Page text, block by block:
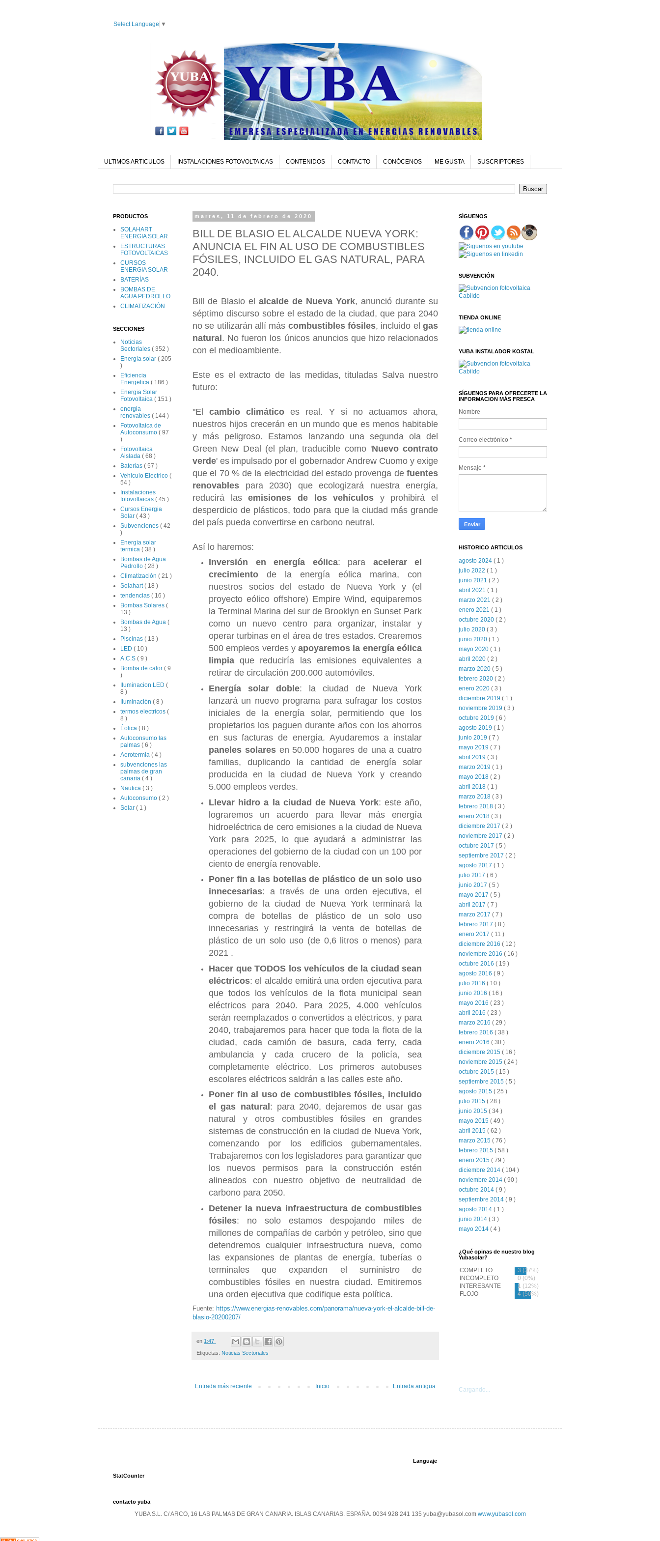
Select Language ▼
ULTIMOS ARTICULOS INSTALACIONES FOTOVOLTAICAS CONTENIDOS CONTACTO CONÓCENOS ME GUSTA SUSCRIPTORES
martes, 11 de febrero de 2020
BILL DE BLASIO EL ALCALDE NUEVA YORK:
ANUNCIA EL FIN AL USO DE COMBUSTIBLES
FÓSILES, INCLUIDO EL GAS NATURAL, PARA
2040.
Bill de Blasio el alcalde de Nueva York, anunció durante su
séptimo discurso sobre el estado de la ciudad, que para 2040
no se utilizarán allí más combustibles fósiles, incluido elgas
natural. No fueron los únicos anuncios que hizo relacionados
con el medioambiente.
Este es el extracto de las medidas, tituladas Salva nuestro
futuro:
"Elcambio climático es real. Y si no actuamos ahora,
nuestros hijos crecerán en un mundo que es menos habitable
y más peligroso. Estamos lanzando una segunda ola del
Green New Deal (el plan, traducible como 'Nuevo contrato
verde' es impulsado por el gobernador Andrew Cuomo y exige
que el 70 % de la electricidad del estado provenga de fuentes
renovables para 2030) que ecologizará nuestra energía,
reducirá lasemisiones de los vehículos y prohibirá el
desperdicio de plásticos, todo para que la ciudad más grande
del país pueda convertirse en carbono neutral.
Así lo haremos:
Inversión en energía eólica: para acelerar el
crecimiento de la energía eólica marina, con
nuestros socios del estado de Nueva York y (el
proyecto eólico offshore) Empire Wind, equiparemos
la Terminal Marina del sur de Brooklyn en Sunset Park
como un nuevo centro para organizar, instalar y
operar turbinas en el área de tres estados. Crearemos
500 empleos verdes yapoyaremos la energía eólica
limpia que reduciría las emisiones equivalentes a
retirar de circulación 200.000 automóviles.
Energía solar doble: la ciudad de Nueva York
lanzará un nuevo programa para sufragar los costos
iniciales de la energía solar, permitiendo que los
propietarios los paguen durante años con los ahorros
en sus facturas de energía. Ayudaremos a instalar
paneles solaresen 50.000 hogares de una a cuatro
familias, duplicando la cantidad de energía solar
producida en la ciudad de Nueva York y creando
5.000 empleos verdes.
Llevar hidro a la ciudad de Nueva York: este año,
lograremos un acuerdo para llevar más energía
hidroeléctrica de cero emisiones a la ciudad de Nueva
York para 2025, lo que ayudará a administrar las
operaciones del gobierno de la ciudad con un 100 por
ciento de energía renovable.
Poner fin a las botellas de plástico de un solo uso
innecesarias: a través de una orden ejecutiva, el
gobierno de la ciudad de Nueva York terminará la
compra de botellas de plástico de un solo uso
innecesarias y restringirá la venta de botellas de
plástico de un solo uso (de 0,6 litros o menos) para
2021 .
Hacer que TODOS los vehículos de la ciudad sean
eléctricos: el alcalde emitirá una orden ejecutiva para
que todos los vehículos de la flota municipal sean
eléctricos para 2040. Para 2025, 4.000 vehículos
serán reemplazados o convertidos a eléctricos, y para
2040, trabajaremos para hacer que toda la flota de la
ciudad, cada camión de basura, cada ferry, cada
ambulancia y cada crucero de la policía, sea
completamente eléctrico. Los primeros autobuses
escolares eléctricos saldrán a las calles este año.
Poner fin al uso de combustibles fósiles, incluido
el gas natural : para 2040, dejaremos de usar gas
natural y otros combustibles fósiles en grandes
sistemas de construcción en la ciudad de Nueva York,
comenzando por los edificios gubernamentales.
Trabajaremos con los legisladores para garantizar que
los nuevos permisos para la construcción estén
alineados con nuestro objetivo de neutralidad de
carbono para 2050.
Detener la nueva infraestructura de combustibles
fósiles: no solo estamos despojando miles de
millones de compañías de carbón y petróleo, sino que
detendremos cualquier infraestructura nueva, como
las expansiones de plantas de energía, tuberías o
terminales que expanden el suministro de
combustibles fósiles en nuestra ciudad. Emitiremos
una orden ejecutiva que codifique esta política.
Fuente: https://www.energias-renovables.com/panorama/nueva-york-el-alcalde-bill-de-
blasio-20200207/
en 1:47
Etiquetas: Noticias Sectoriales
Entrada más reciente Entrada antigua
Inicio
PRODUCTOS
SOLAHART
ENERGIA SOLAR
ESTRUCTURAS
FOTOVOLTAICAS
CURSOS
ENERGIA SOLAR
BATERÍAS
BOMBAS DE
AGUA PEDROLLO
CLIMATIZACIÓN
SECCIONES
Noticias
Sectoriales ( 352 )
Energia solar ( 205
)
Eficiencia
Energetica ( 186 )
Energia Solar
Fotovoltaica ( 151 )
energia
renovables ( 144 )
Fotovoltaica de
Autoconsumo ( 97
)
Fotovoltaica
Aislada ( 68 )
Baterias ( 57 )
Vehiculo Electrico (
54 )
Instalaciones
fotovoltaicas ( 45 )
Cursos Energia
Solar ( 43 )
Subvenciones ( 42
)
Energia solar
termica ( 38 )
Bombas de Agua
Pedrollo ( 28 )
Climatización ( 21 )
Solahart( 18 )
tendencias ( 16 )
Bombas Solares (
13 )
Bombas de Agua (
13 )
Piscinas ( 13 )
LED ( 10 )
A.C.S ( 9 )
Bomba de calor ( 9
)
Iluminacion LED (
8 )
Iluminación ( 8 )
termos electricos (
8 )
Éolica ( 8 )
Autoconsumo las
palmas ( 6 )
Aerotermia ( 4 )
subvenciones las
palmas de gran
canaria ( 4 )
Nautica ( 3 )
Autoconsumo ( 2 )
Solar ( 1 )
SÍGUENOS
SUBVENCIÓN
TIENDA ONLINE
YUBA INSTALADOR KOSTAL
SÍGUENOS PARA OFRECERTE LA
INFORMACION MÁS FRESCA
Nombre
Correo electrónico *
Mensaje *
HISTORICO ARTICULOS
agosto 2024 ( 1 )
julio 2022 ( 1 )
junio 2021 ( 2 )
abril 2021 ( 1 )
marzo 2021 ( 2 )
enero 2021 ( 1 )
octubre 2020 ( 2 )
julio 2020 ( 3 )
junio 2020 ( 1 )
mayo 2020 ( 1 )
abril 2020 ( 2 )
marzo 2020 ( 5 )
febrero 2020 ( 2 )
enero 2020 ( 3 )
diciembre 2019 ( 1 )
noviembre 2019 ( 3 )
octubre 2019 ( 6 )
agosto 2019 ( 1 )
junio 2019 ( 7 )
mayo 2019 ( 7 )
abril 2019 ( 3 )
marzo 2019 ( 1 )
mayo 2018 ( 2 )
abril 2018 ( 1 )
marzo 2018 ( 3 )
febrero 2018 ( 3 )
enero 2018 ( 3 )
diciembre 2017 ( 2 )
noviembre 2017 ( 2 )
octubre 2017 ( 5 )
septiembre 2017 ( 2 )
agosto 2017 ( 1 )
julio 2017 ( 6 )
junio 2017 ( 5 )
mayo 2017 ( 5 )
abril 2017 ( 7 )
marzo 2017 ( 7 )
febrero 2017 ( 8 )
enero 2017 ( 11 )
diciembre 2016 ( 12 )
noviembre 2016 ( 16 )
octubre 2016 ( 19 )
agosto 2016 ( 9 )
julio 2016 ( 10 )
junio 2016 ( 16 )
mayo 2016 ( 23 )
abril 2016 ( 23 )
marzo 2016 ( 29 )
febrero 2016 ( 38 )
enero 2016 ( 30 )
diciembre 2015 ( 16 )
noviembre 2015 ( 24 )
octubre 2015 ( 15 )
septiembre 2015 ( 5 )
agosto 2015 ( 25 )
julio 2015 ( 28 )
junio 2015 ( 34 )
mayo 2015 ( 49 )
abril 2015 ( 62 )
marzo 2015 ( 76 )
febrero 2015 ( 58 )
enero 2015 ( 79 )
diciembre 2014 ( 104 )
noviembre 2014 ( 90 )
octubre 2014 ( 9 )
septiembre 2014 ( 9 )
agosto 2014 ( 1 )
junio 2014 ( 3 )
mayo 2014 ( 4 )
¿Qué opinas de nuestro blog
Yubasolar?
Cargando...
StatCounter
Languaje
contacto yuba
YUBA S.L. C/ ARCO, 16 LAS PALMAS DE GRAN CANARIA. ISLAS CANARIAS. ESPAÑA. 0034 928 241 135 yuba@yubasol.com www.yubasol.com